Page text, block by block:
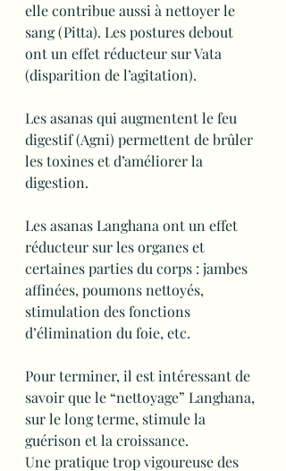
elle contribue aussi à nettoyer le
sang (Pitta). Les postures debout
ont un effet réducteur sur Vata
(disparition de l’agitation).
Les asanas qui augmentent le feu
digestif (Agni) permettent de brûler
les toxines et d’améliorer la
digestion.
Les asanas Langhana ont un effet
réducteur sur les organes et
certaines parties du corps : jambes
affinées, poumons nettoyés,
stimulation des fonctions
d’élimination du foie, etc.
Pour terminer, il est intéressant de
savoir que le “nettoyage” Langhana,
sur le long terme, stimule la
guérison et la croissance.
Une pratique trop vigoureuse des